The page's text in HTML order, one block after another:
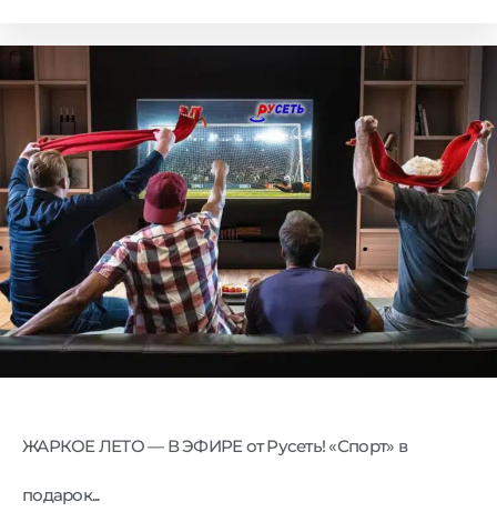
ЖАРКОЕ ЛЕТО — В ЭФИРЕ от Русеть! «Спорт» в
подарок...